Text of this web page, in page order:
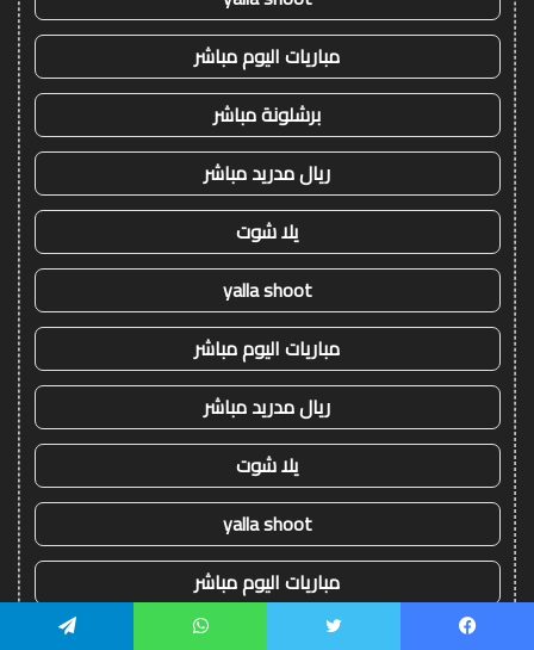
مباريات اليوم مباشر
برشلونة مباشر
ريال مدريد مباشر
يلا شوت
yalla shoot
مباريات اليوم مباشر
ريال مدريد مباشر
يلا شوت
yalla shoot
مباريات اليوم مباشر